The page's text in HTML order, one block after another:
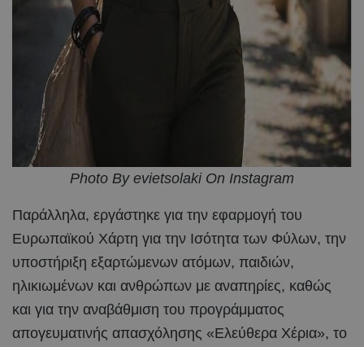
Photo By evietsolaki On Instagram
Παράλληλα, εργάστηκε για την εφαρμογή του
Ευρωπαϊκού Χάρτη για την Ισότητα των Φύλων, την
υποστήριξη εξαρτώμενων ατόμων, παιδιών,
ηλικιωμένων και ανθρώπων με αναπηρίες, καθώς
και για την αναβάθμιση του προγράμματος
απογευματινής απασχόλησης «Ελεύθερα Χέρια», το